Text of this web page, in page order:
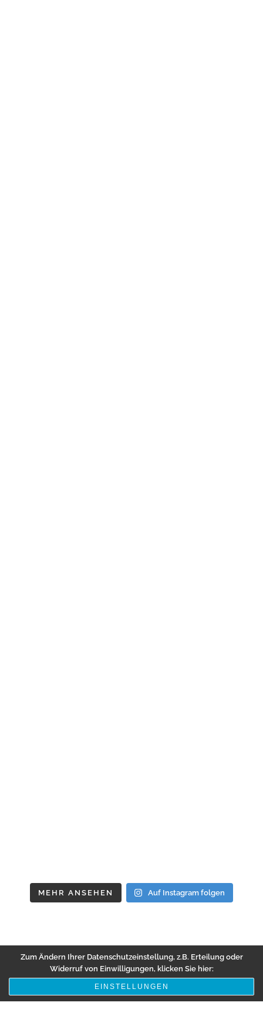
MEHR ANSEHEN Auf Instagram folgen
Zum Ändern Ihrer Datenschutzeinstellung, z.B. Erteilung oder
Widerruf von Einwilligungen, klicken Sie hier:
EINSTELLUNGEN